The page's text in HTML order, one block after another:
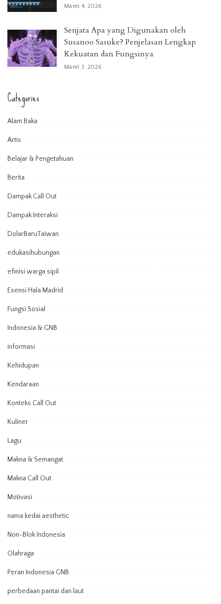
Maret 4, 2026
Senjata Apa yang Digunakan oleh
Susanoo Sasuke? Penjelasan Lengkap
Kekuatan dan Fungsinya
Maret 3, 2026
Categories
Alam Baka
Artis
Belajar & Pengetahuan
Berita
Dampak Call Out
Dampak Interaksi
DolarBaruTaiwan
edukasihubungan
efinisi warga sipil
Esensi Hala Madrid
Fungsi Sosial
Indonesia & GNB
informasi
Kehidupan
Kendaraan
Konteks Call Out
Kuliner
Lagu
Makna & Semangat
Makna Call Out
Motivasi
nama kedai aesthetic
Non-Blok Indonesia
Olahraga
Peran Indonesia GNB
perbedaan pantai dan laut